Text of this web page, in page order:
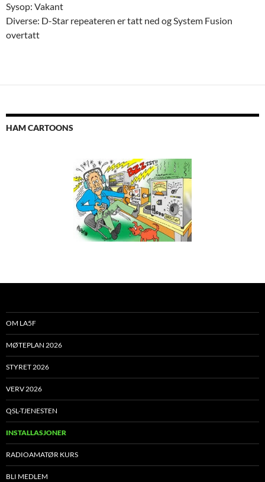
Sysop: Vakant
Diverse: D-Star repeateren er tatt ned og System Fusion
overtatt
HAM CARTOONS
OM LA5F
MØTEPLAN 2026
STYRET 2026
VERV 2026
QSL-TJENESTEN
INSTALLASJONER
RADIOAMATØR KURS
BLI MEDLEM